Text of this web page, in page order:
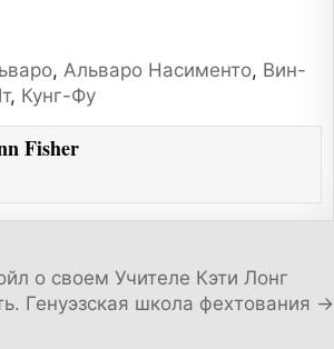
, Альваро Насименто, Вин-
, Кунг-Фу
Fisher
записям
о своем Учителе Кэти Лонг
Генуэзская школа фехтования →